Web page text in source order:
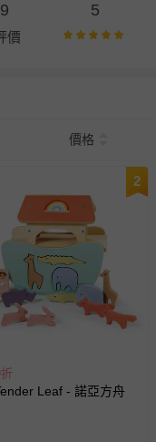
價
5
價格
2
Leaf - 諾亞方舟